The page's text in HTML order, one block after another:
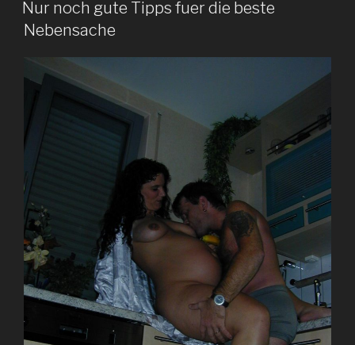
Nur noch gute Tipps fuer die beste
Nebensache